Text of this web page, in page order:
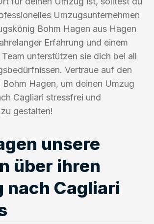
Umzugsunternehmen
Bohm Hagen aus Hagen
Erfahrung und einem
unterstützen sie dich bei all
Vertraue auf den
Hagen, um deinen Umzug
Cagliari stressfrei und
gestalten!
unsere
über ihren
nach Cagliari